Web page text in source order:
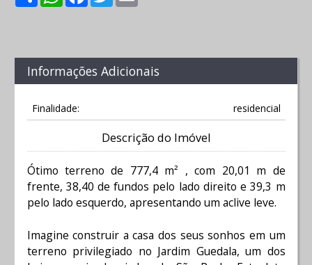
Informações Adicionais
Finalidade: residencial
Descrição do Imóvel
Ótimo terreno de 777,4 m² , com 20,01 m de
frente, 38,40 de fundos pelo lado direito e 39,3 m
pelo lado esquerdo, apresentando um aclive leve.
Imagine construir a casa dos seus sonhos em um
terreno privilegiado no Jardim Guedala, um dos